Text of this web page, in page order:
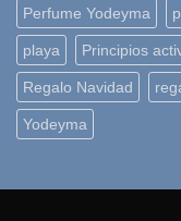
Perfume Yodeyma
playa Principios
Regalo Navidad
Yodeyma